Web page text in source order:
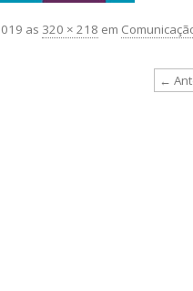
as 320 × 218 em
←